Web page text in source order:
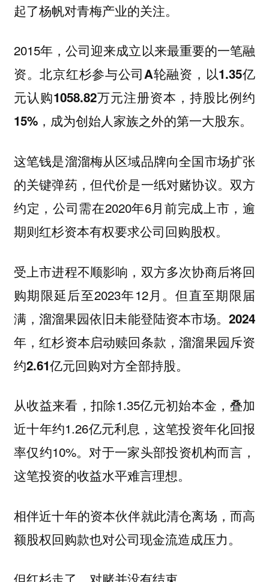
起了杨帆对青梅产业的关注。
2015年，公司迎来成立以来最重要的一笔融
资。北京红杉参与公司A轮融资，以1.35亿
元认购1058.82万元注册资本，持股比例约
15%，成为创始人家族之外的第一大股东。
这笔钱是溜溜梅从区域品牌向全国市场扩张
的关键弹药，但代价是一纸对赌协议。双方
约定，公司需在2020年6月前完成上市，逾
期则红杉资本有权要求公司回购股权。
受上市进程不顺影响，双方多次协商后将回
购期限延后至2023年12月。但直至期限届
满，溜溜果园依旧未能登陆资本市场。2024
年，红杉资本启动赎回条款，溜溜果园斥资
约2.61亿元回购对方全部持股。
从收益来看，扣除1.35亿元初始本金，叠加
近十年约1.26亿元利息，这笔投资年化回报
率仅约10%。对于一家头部投资机构而言，
这笔投资的收益水平难言理想。
相伴近十年的资本伙伴就此清仓离场，而高
额股权回购款也对公司现金流造成压力。